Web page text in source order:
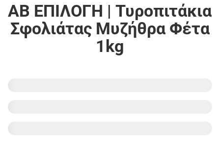
ΑΒ ΕΠΙΛΟΓΗ | Τυροπιτάκια
Σφολιάτας Μυζήθρα Φέτα
1kg